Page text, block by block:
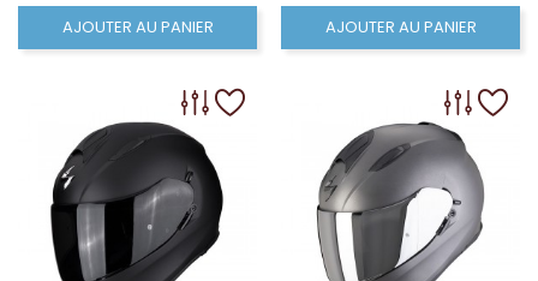
AJOUTER AU PANIER AJOUTER AU PANIER